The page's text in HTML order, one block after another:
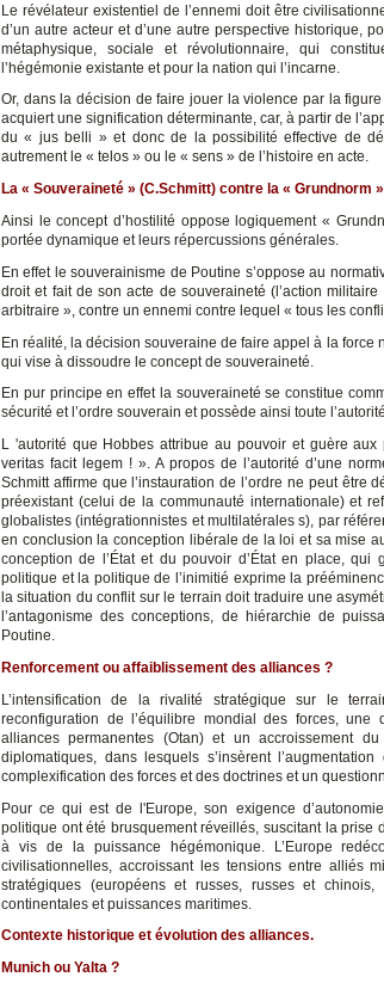
Le révélateur existentiel de l’ennemi doit être
d’un autre acteur et d’une autre perspective historique,
métaphysique, sociale et révolutionnaire, qui
l’hégémonie existante et pour la nation qui l’incarne.
Or, dans la décision de faire jouer la violence par la
acquiert une signification déterminante, car, à partir de
du « jus belli » et donc de la possibilité effective de
autrement le « telos » ou le « sens » de l’histoire en acte.
La « Souveraineté » (C.Schmitt) contre la « Grundnorm
Ainsi le concept d’hostilité oppose logiquement «
portée dynamique et leurs répercussions générales.
En effet le souverainisme de Poutine s’oppose au
droit et fait de son acte de souveraineté (l’action
arbitraire », contre un ennemi contre lequel « tous les
En réalité, la décision souveraine de faire appel à la force
qui vise à dissoudre le concept de souveraineté.
En pur principe en effet la souveraineté se constitue
sécurité et l’ordre souverain et possède ainsi toute
L 'autorité que Hobbes attribue au pouvoir et guère
veritas facit legem ! ». A propos de l’autorité d’une
Schmitt affirme que l’instauration de l’ordre ne peut être
préexistant (celui de la communauté internationale) et
globalistes (intégrationnistes et multilatérales s), par
en conclusion la conception libérale de la loi et sa mise
conception de l’État et du pouvoir d’État en place,
politique et la politique de l’inimitié exprime la
la situation du conflit sur le terrain doit traduire une
l’antagonisme des conceptions, de hiérarchie de
Poutine.
Renforcement ou affaiblissement des alliances ?
L’intensification de la rivalité stratégique sur le
reconfiguration de l’équilibre mondial des forces,
alliances permanentes (Otan) et un accroissement
diplomatiques, dans lesquels s’insèrent
complexification des forces et des doctrines et un
Pour ce qui est de l'Europe, son exigence
politique ont été brusquement réveillés, suscitant la prise
à vis de la puissance hégémonique. L’Europe
civilisationnelles, accroissant les tensions entre alliés
stratégiques (européens et russes, russes et
continentales et puissances maritimes.
Contexte historique et évolution des alliances.
Munich ou Yalta ?